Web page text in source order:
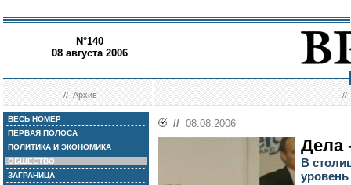
N°140
08 августа 2006
//Архив //
ВЕСЬ НОМЕР
ПЕРВАЯ ПОЛОСА
ПОЛИТИКА И ЭКОНОМИКА
ОБЩЕСТВО
ЗАГРАНИЦА
// 08.08.2006
Дела
В
уровень